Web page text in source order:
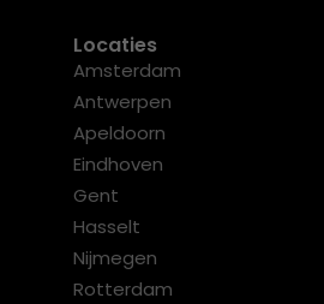
Locaties
Amsterdam
Antwerpen
Apeldoorn
Eindhoven
Gent
Hasselt
Nijmegen
Rotterdam